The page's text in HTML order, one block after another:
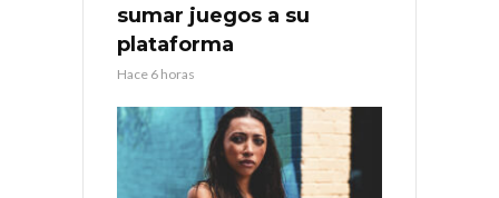
sumar juegos a su
plataforma
Hace 6 horas